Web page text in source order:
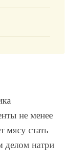
не менее
стать
натри